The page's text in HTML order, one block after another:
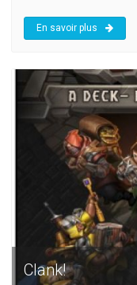
En savoir plus
Clank!